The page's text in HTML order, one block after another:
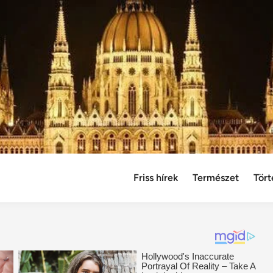
Friss hírek Természet